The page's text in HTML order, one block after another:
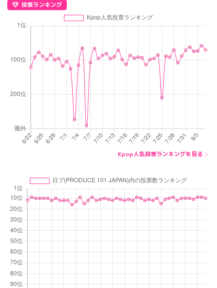
投票ランキング
Kpop人気投票ランキングを見る